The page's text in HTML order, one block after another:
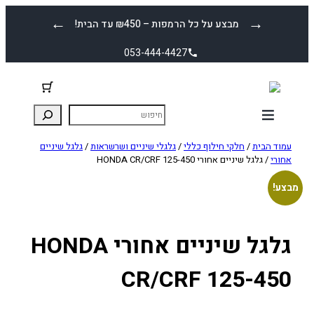
← מבצע על כל הרמפות – ₪450 עד הבית! →
053-444-4427
עמוד הבית/ חלקי חילוף כללי/גלגלי שיניים ושרשראות/גלגל שיניים
אחורי/ גלגל שיניים אחורי HONDA CR/CRF 125-450
מבצע!
גלגל שיניים אחורי HONDA
CR/CRF 125-450